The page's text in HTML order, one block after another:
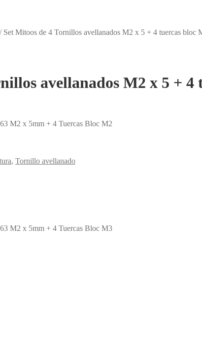
/ Set Mitoos de 4 Tornillos avellanados M2 x 5 + 4 tuercas bloc
avellanados M2 x 5 + 4
M2 x 5mm + 4 Tuercas Bloc M2
, Tornillo avellanado
M2 x 5mm + 4 Tuercas Bloc M3